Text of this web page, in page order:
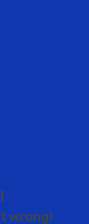
!
t wrong!